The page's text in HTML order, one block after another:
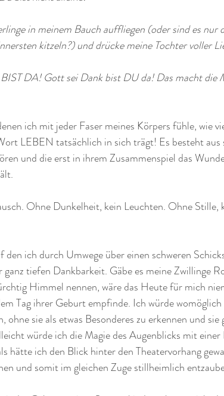
in meinem Bauch auffliegen (oder sind es nur
kitzeln?) und drücke meine Tochter voller
DA! Gott sei Dank bist DU da! Das macht die
ich mit jeder Faser meines Körpers fühle, wie
LEBEN tatsächlich in sich trägt! Es besteht aus
und die erst in ihrem Zusammenspiel das
Ohne Dunkelheit, kein Leuchten. Ohne Stille,
den ich durch Umwege über einen schweren
tiefen Dankbarkeit. Gäbe es meine Zwillinge
Himmel nennen, wäre das Heute für mich
Tag ihrer Geburt empfinde. Ich würde
ohne sie als etwas Besonderes zu erkennen und sie
würde ich die Magie des Augenblicks mit einer
hätte ich den Blick hinter den Theatervorhang
und somit im gleichen Zuge stillheimlich